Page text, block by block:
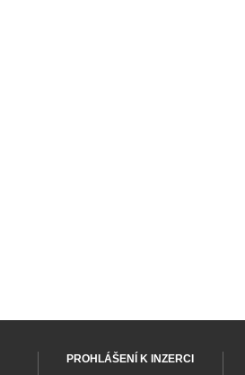
PROHLÁŠENÍ K INZERCI